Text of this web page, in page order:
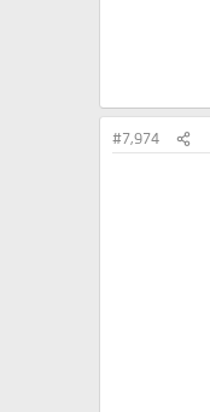
#7,974